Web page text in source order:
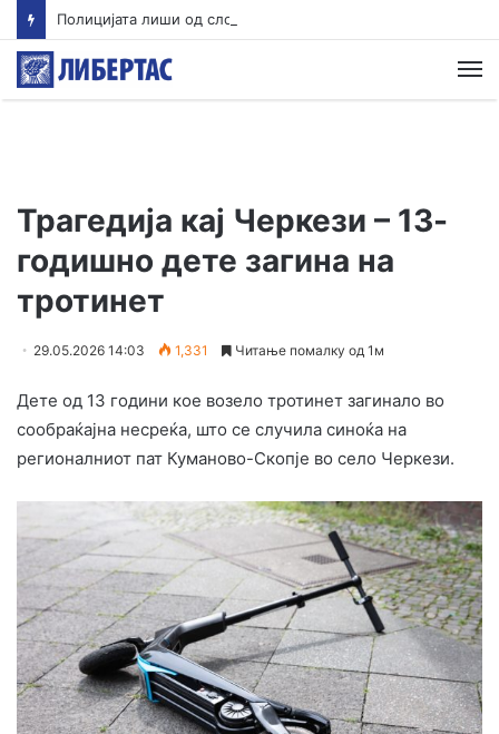
Трагедија кај Черкези – 13-
годишно дете загина на
тротинет
29.05.2026 14:03 1,331 Читање помалку од 1м
Дете од 13 години кое возело тротинет загинало во
сообраќајна несреќа, што се случила синоќа на
регионалниот пат Куманово-Скопје во село Черкези.